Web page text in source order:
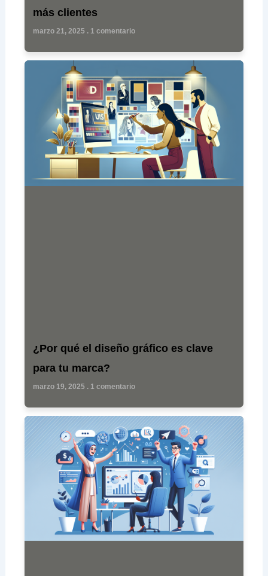
más clientes
marzo 21, 2025 1 comentario
¿Por qué el diseño gráfico es clave
para tu marca?
marzo 19, 2025 1 comentario